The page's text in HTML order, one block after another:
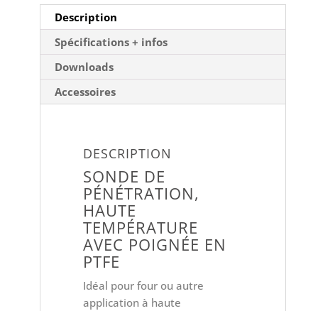
Description
Spécifications + infos
Downloads
Accessoires
DESCRIPTION
SONDE DE
PÉNÉTRATION,
HAUTE
TEMPÉRATURE
AVEC POIGNÉE EN
PTFE
Idéal pour four ou autre
application à haute